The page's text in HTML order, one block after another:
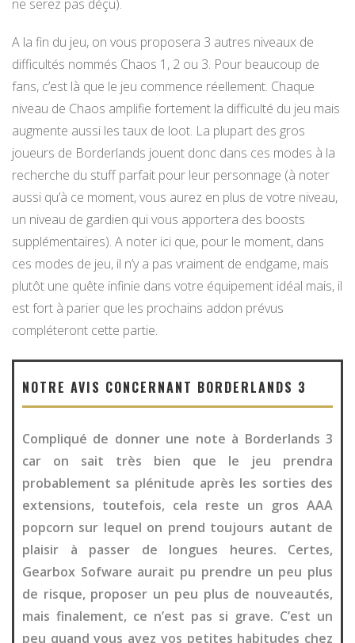
ne serez pas déçu).
A la fin du jeu, on vous proposera 3 autres niveaux de
difficultés nommés Chaos 1, 2 ou 3. Pour beaucoup de
fans, c’est là que le jeu commence réellement. Chaque
niveau de Chaos amplifie fortement la difficulté du jeu mais
augmente aussi les taux de loot. La plupart des gros
joueurs de Borderlands jouent donc dans ces modes à la
recherche du stuff parfait pour leur personnage (à noter
aussi qu’à ce moment, vous aurez en plus de votre niveau,
un niveau de gardien qui vous apportera des boosts
supplémentaires). A noter ici que, pour le moment, dans
ces modes de jeu, il n’y a pas vraiment de endgame, mais
plutôt une quête infinie dans votre équipement idéal mais, il
est fort à parier que les prochains addon prévus
compléteront cette partie.
NOTRE AVIS CONCERNANT BORDERLANDS 3
Compliqué de donner une note à Borderlands 3
car on sait très bien que le jeu prendra
probablement sa plénitude après les sorties des
extensions, toutefois, cela reste un gros AAA
popcorn sur lequel on prend toujours autant de
plaisir à passer de longues heures. Certes,
Gearbox Sofware aurait pu prendre un peu plus
de risque, proposer un peu plus de nouveautés,
mais finalement, ce n’est pas si grave. C’est un
peu quand vous avez vos petites habitudes chez